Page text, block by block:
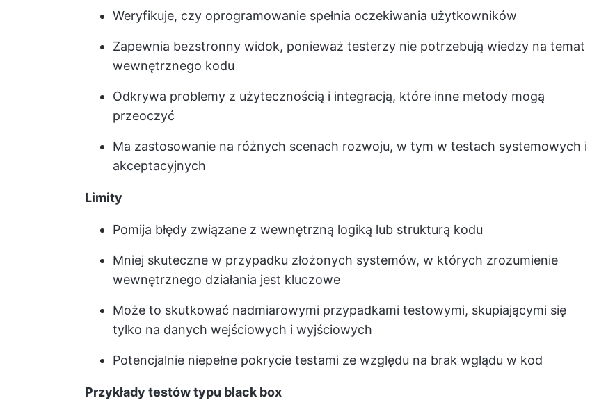
Weryfikuje, czy oprogramowanie spełnia oczekiwania użytkowników
Zapewnia bezstronny widok, ponieważ testerzy nie potrzebują wiedzy na temat
wewnętrznego kodu
Odkrywa problemy z użytecznością i integracją, które inne metody mogą
przeoczyć
Ma zastosowanie na różnych scenach rozwoju, w tym w testach systemowych i
akceptacyjnych
Limity
Pomija błędy związane z wewnętrzną logiką lub strukturą kodu
Mniej skuteczne w przypadku złożonych systemów, w których zrozumienie
wewnętrznego działania jest kluczowe
Może to skutkować nadmiarowymi przypadkami testowymi, skupiającymi się
tylko na danych wejściowych i wyjściowych
Potencjalnie niepełne pokrycie testami ze względu na brak wglądu w kod
Przykłady testów typu black box